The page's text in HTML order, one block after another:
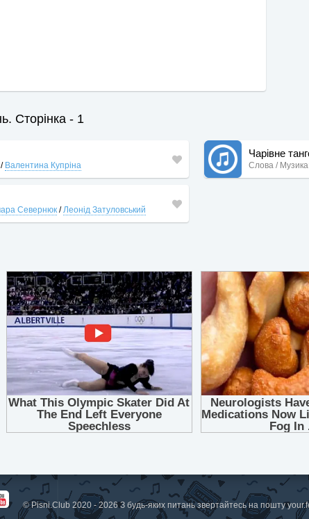
Сторінка - 1
/ Валентина Купріна
Чарівне
Слова /
Севернюк /Леонід Затуловський
© Pisni.Club 2020 - 2026 З будь-яких питань звертайтесь на пошту